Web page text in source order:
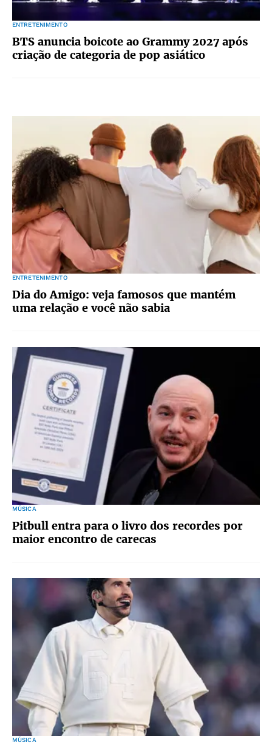
ENTRETENIMENTO
BTS anuncia boicote ao Grammy 2027 após
criação de categoria de pop asiático
ENTRETENIMENTO
Dia do Amigo: veja famosos que mantém
uma relação e você não sabia
MÚSICA
Pitbull entra para o livro dos recordes por
maior encontro de carecas
MÚSICA